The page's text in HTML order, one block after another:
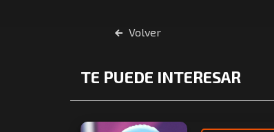
Volver
TE PUEDE INTERESAR